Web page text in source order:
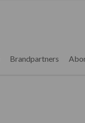
Brandpartners